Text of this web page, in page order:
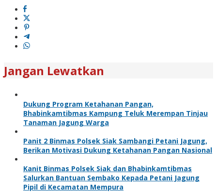
Jangan Lewatkan
Dukung Program Ketahanan Pangan,
Bhabinkamtibmas Kampung Teluk Merempan Tinjau
Tanaman Jagung Warga
Panit 2 Binmas Polsek Siak Sambangi Petani Jagung,
Berikan Motivasi Dukung Ketahanan Pangan Nasional
Kanit Binmas Polsek Siak dan Bhabinkamtibmas
Salurkan Bantuan Sembako Kepada Petani Jagung
Pipil di Kecamatan Mempura